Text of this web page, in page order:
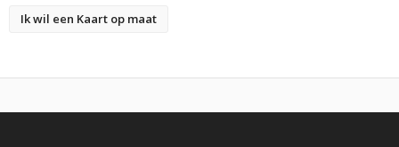
Ik wil een Kaart op maat